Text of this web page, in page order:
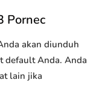
Pornec
akan diunduh
default Anda. Anda
lain jika